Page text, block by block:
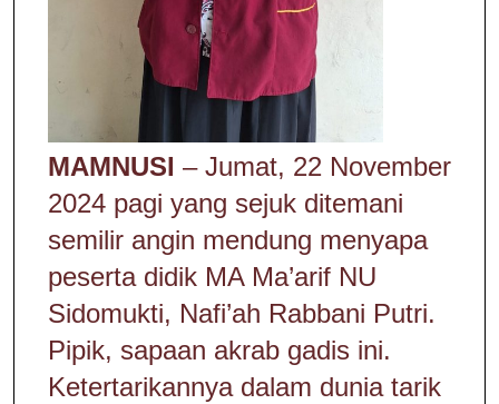
MAMNUSI – Jumat, 22 November
2024 pagi yang sejuk ditemani
semilir angin mendung menyapa
peserta didik MA Ma’arif NU
Sidomukti, Nafi’ah Rabbani Putri.
Pipik, sapaan akrab gadis ini.
Ketertarikannya dalam dunia tarik